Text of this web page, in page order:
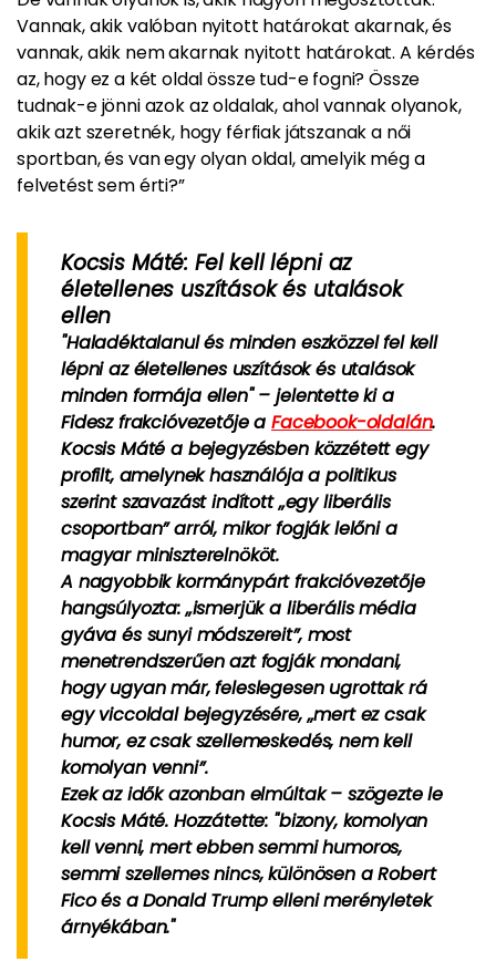
Vannak, akik valóban nyitott határokat akarnak, és
vannak, akik nem akarnak nyitott határokat. A kérdés
az, hogy ez a két oldal össze tud-e fogni? Össze
tudnak-e jönni azok az oldalak, ahol vannak olyanok,
akik azt szeretnék, hogy férfiak játszanak a női
sportban, és van egy olyan oldal, amelyik még a
felvetést sem érti?”
Kocsis Máté: Fel kell lépni az
életellenes uszítások és utalások
ellen
"Haladéktalanul és minden eszközzel fel kell
lépni az életellenes uszítások és utalások
minden formája ellen" – jelentette ki a
Fidesz frakcióvezetője a Facebook-oldalán.
Kocsis Máté a bejegyzésben közzétett egy
profilt, amelynek használója a politikus
szerint szavazást indított „egy liberális
csoportban” arról, mikor fogják lelőni a
magyar miniszterelnököt.
A nagyobbik kormánypárt frakcióvezetője
hangsúlyozta: „ismerjük a liberális média
gyáva és sunyi módszereit”, most
menetrendszerűen azt fogják mondani,
hogy ugyan már, feleslegesen ugrottak rá
egy viccoldal bejegyzésére, „mert ez csak
humor, ez csak szellemeskedés, nem kell
komolyan venni”.
Ezek az idők azonban elmúltak – szögezte le
Kocsis Máté. Hozzátette: "bizony, komolyan
kell venni, mert ebben semmi humoros,
semmi szellemes nincs, különösen a Robert
Fico és a Donald Trump elleni merényletek
árnyékában."